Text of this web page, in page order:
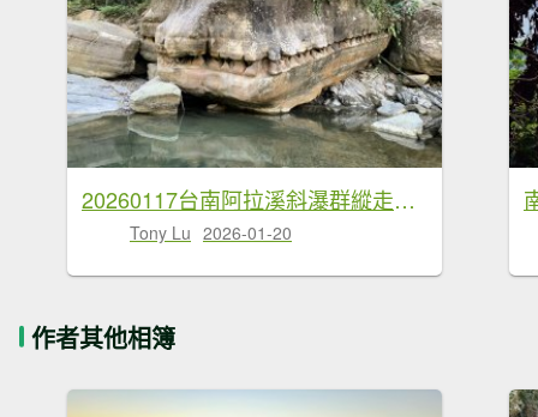
20260117台南阿拉溪斜瀑群縱走糖子恩山-水山頂山
Tony Lu 2026-01-20
作者其他相簿